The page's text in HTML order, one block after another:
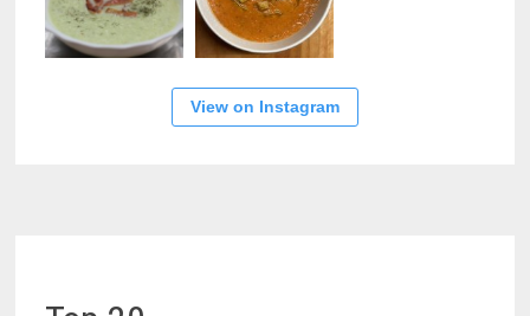
View on Instagram